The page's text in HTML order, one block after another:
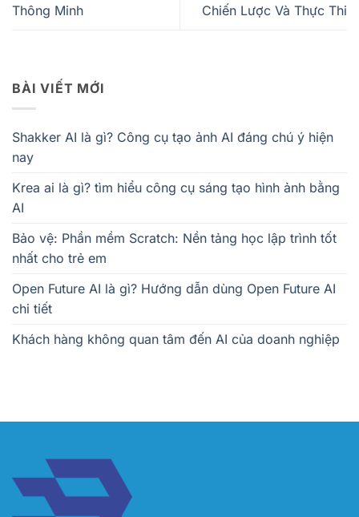
Thông Minh
Chiến Lược Và Thực Thi
BÀI VIẾT MỚI
Shakker AI là gì? Công cụ tạo ảnh AI đáng chú ý hiện
nay
Krea ai là gì? tìm hiểu công cụ sáng tạo hình ảnh bằng
AI
Bảo vệ: Phần mềm Scratch: Nền tảng học lập trình tốt
nhất cho trẻ em
Open Future AI là gì? Hướng dẫn dùng Open Future AI
chi tiết
Khách hàng không quan tâm đến AI của doanh nghiệp